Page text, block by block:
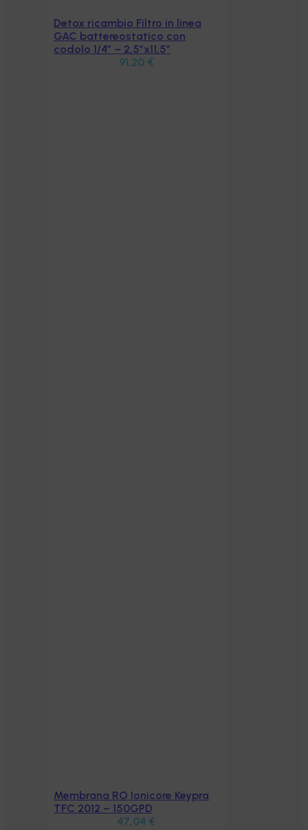
Aggiungi al carrello
Detox ricambio Filtro in linea
GAC battereostatico con
codolo 1/4″ – 2,5″x11,5″
91,20 €
Aggiungi al carrello
Membrana RO Ionicore Keypra
TFC 2012 – 150GPD
47,04 €